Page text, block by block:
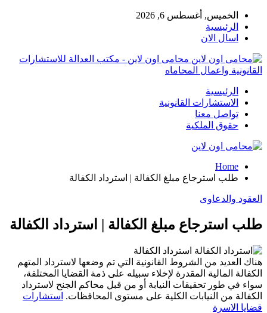
الخميس, أغسطس 6, 2026
الرئيسية
اسال الان
محامى اون لاين - مكتب العدالة للاستشارات
القانونية واعمال المحاماه
الرئيسية
الاستشارات القانونية
تواصل معنا
حقوق الملكية
Home
طلب استرجاع مبلغ الكفالة | استرداد الكفالة
العقود والدعاوى
طلب استرجاع مبلغ الكفالة | استرداد الكفالة
استرداد الكفالة
هناك العديد من الشروط القانونية التي تم وضعها لاسترداد المتهم
الكفالة المالية المقدرة لإخلاء سبيله على ذمة القضايا المختلفة،
سواء في طور تحقيقات النيابة أو من قبل محاكم الجنح لاسترداد
الكفالة من النيابات الكلية على مستوى المحافظات. استشارات
قضايا الاسرة